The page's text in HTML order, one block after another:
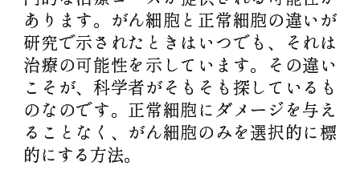
あります。がん細胞と正常細胞の違いが
研究で示されたときはいつでも、それは
治療の可能性を示しています。その違い
こそが、科学者がそもそも探しているも
のなのです。正常細胞にダメージを与え
ることなく、がん細胞のみを選択的に標
的にする方法。